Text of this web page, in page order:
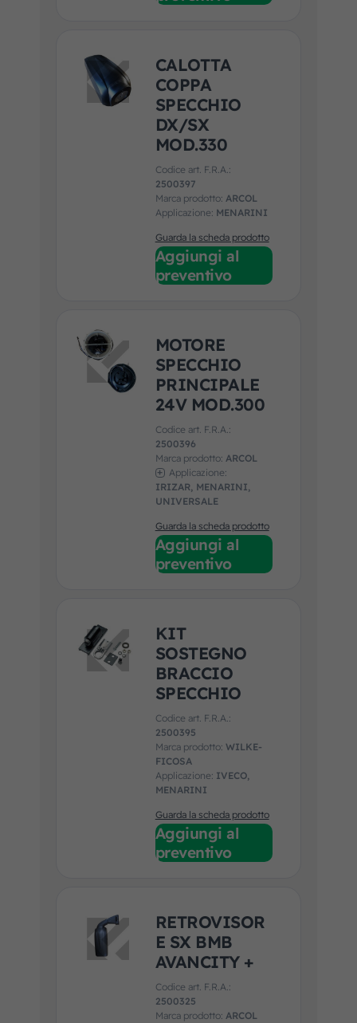
CALOTTA
COPPA
SPECCHIO
DX/SX
MOD.330
Codice art. F.R.A.:
2500397
Marca prodotto: ARCOL
Applicazione: MENARINI
Guarda la scheda prodotto
Aggiungi al
preventivo
MOTORE
SPECCHIO
PRINCIPALE
24V MOD.300
Codice art. F.R.A.:
2500396
Marca prodotto: ARCOL
Applicazione:
IRIZAR, MENARINI,
UNIVERSALE
Guarda la scheda prodotto
Aggiungi al
preventivo
KIT
SOSTEGNO
BRACCIO
SPECCHIO
Codice art. F.R.A.:
2500395
Marca prodotto: WILKE-
FICOSA
Applicazione: IVECO,
MENARINI
Guarda la scheda prodotto
Aggiungi al
preventivo
RETROVISOR
E SX BMB
AVANCITY +
Codice art. F.R.A.:
2500325
Marca prodotto: ARCOL